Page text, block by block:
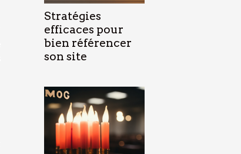
Stratégies
efficaces pour
bien référencer
son site